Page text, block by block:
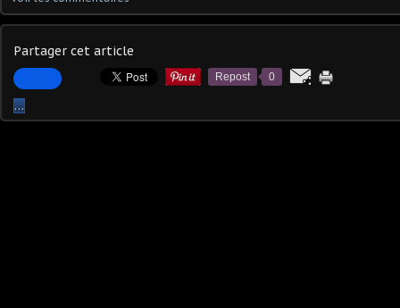
Partager cet article
Repost 0
…